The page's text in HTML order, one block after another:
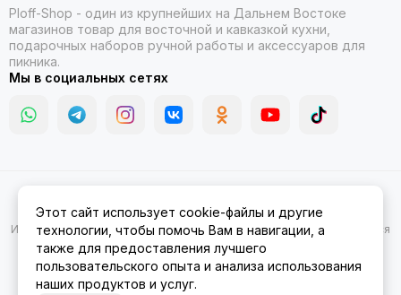
Ploff-Shop - один из крупнейших на Дальнем Востоке
магазинов товар для восточной и кавказкой кухни,
подарочных наборов ручной работы и аксессуаров для
пикника.
Мы в социальных сетях
Амуре.Карта сайта
Информация на сайте носит ознакомительный характер и не является
публичной офертой.
Этот сайт использует cookie-файлы и другие
технологии, чтобы помочь Вам в навигации, а
также для предоставления лучшего
пользовательского опыта и анализа использования
наших продуктов и услуг.